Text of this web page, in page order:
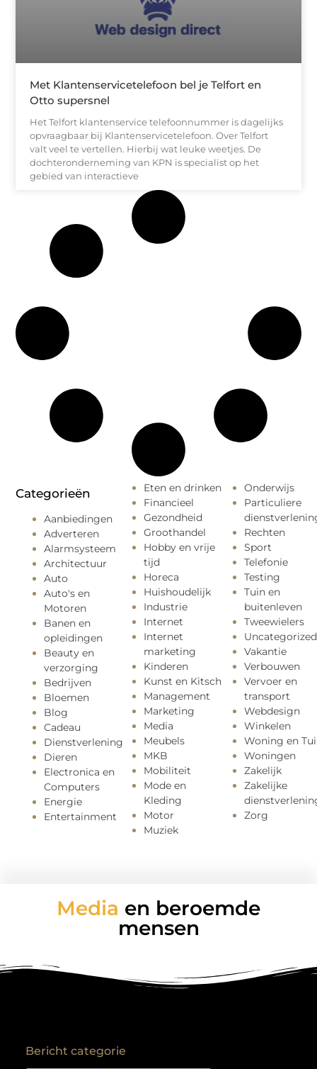
Met Klantenservicetelefoon bel je Telfort en
Otto supersnel
Het Telfort klantenservice telefoonnummer is dagelijks
opvraagbaar bij Klantenservicetelefoon. Over Telfort
valt veel te vertellen. Hierbij wat leuke weetjes. De
dochteronderneming van KPN is specialist op het
gebied van interactieve
Categorieën
Aanbiedingen
Adverteren
Alarmsysteem
Architectuur
Auto
Auto's en
Motoren
Banen en
opleidingen
Beauty en
verzorging
Bedrijven
Bloemen
Blog
Cadeau
Dienstverlening
Dieren
Electronica en
Computers
Energie
Entertainment
Eten en drinken
Financieel
Gezondheid
Groothandel
Hobby en vrije
tijd
Horeca
Huishoudelijk
Industrie
Internet
Internet
marketing
Kinderen
Kunst en Kitsch
Management
Marketing
Media
Meubels
MKB
Mobiliteit
Mode en
Kleding
Motor
Muziek
Onderwijs
Particuliere
Rechten
Sport
Telefonie
Testing
Tuin en
buitenleven
Tweewielers
Uncategorized
Vakantie
Verbouwen
Vervoer en
transport
Webdesign
Winkelen
Woning en
Woningen
Zakelijk
Zakelijke
Zorg
Media en beroemde
mensen
Bericht categorie